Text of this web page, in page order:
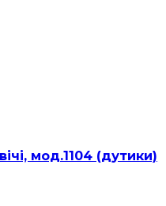
мод.1104 (дутики)